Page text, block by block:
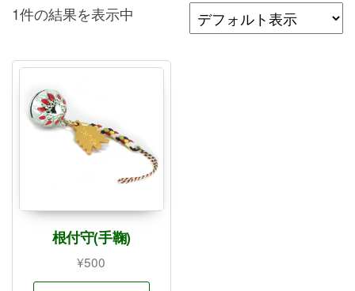
1件の結果を表示中
根付守(手鞠)
¥500